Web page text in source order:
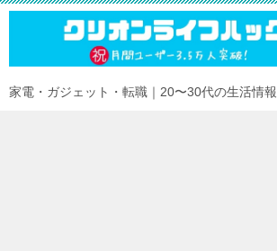
家電・ガジェット・転職｜20〜30代の生活情報